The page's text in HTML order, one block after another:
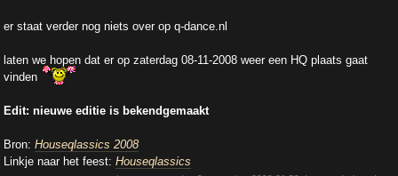
er staat verder nog niets over op q-dance.nl
laten we hopen dat er op zaterdag 08-11-2008 weer een HQ plaats gaat
vinden
Edit: nieuwe editie is bekendgemaakt
Bron: Houseqlassics 2008
Linkje naar het feest: Houseqlassics